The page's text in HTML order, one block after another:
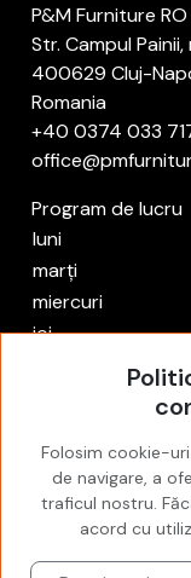
P&M Furniture RO
Str. Campul
400629 Cluj-
Romania
+40 0374 033
Program de lucru
luni
marți
miercuri
joi
Cont
Autentificare
Favorites
Folosim cookie-
de navigare, a
traficul nostru.
acord cu